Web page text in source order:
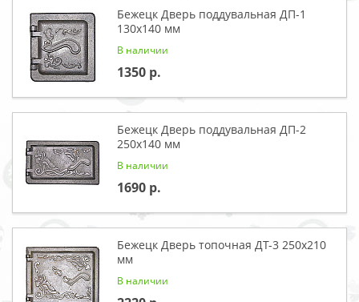
Бежецк Дверь поддувальная ДП-1
130x140 мм
В наличии
1350
Бежецк Дверь поддувальная ДП-2
250x140 мм
В наличии
1690
Бежецк Дверь топочная ДТ-3 250x210
мм
В наличии